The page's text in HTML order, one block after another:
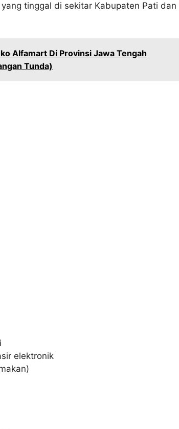
tinggal di sekitar Kabupaten Pati dan
Alfamart Di Provinsi Jawa Tengah
Tunda)
elektronik